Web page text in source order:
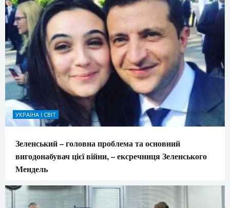
УКРАЇНА І СВІТ
Зеленський – головна проблема та основний
вигодонабувач цієї війни, – ексречниця Зеленського
Мендель